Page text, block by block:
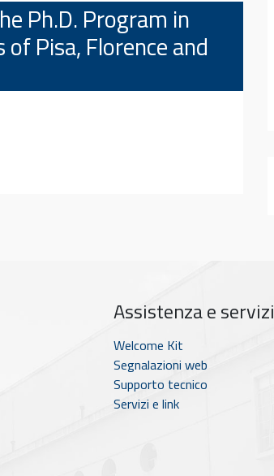
Ph.D. Program in
Pisa, Florence and
Assistenza e servizi
Welcome Kit
Segnalazioni web
Supporto tecnico
Servizi e link